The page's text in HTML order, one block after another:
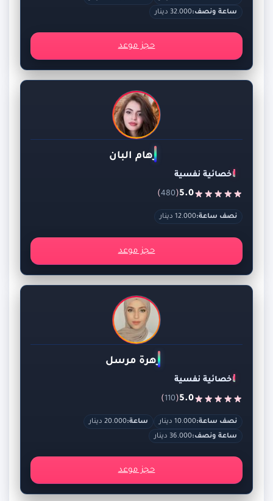
ساعة ونصف:32.000 دينار
حجز موعد
رهام البان
اخصائية نفسية
5.0
(
480
)
نصف ساعة:12.000 دينار
حجز موعد
زهرة مرسل
اخصائية نفسية
5.0
(
110
)
نصف ساعة:10.000 دينار ساعة:20.000 دينار
ساعة ونصف:36.000 دينار
حجز موعد